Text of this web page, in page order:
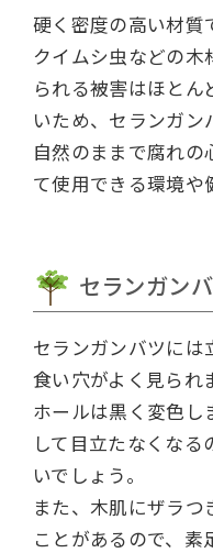
硬く密度の高い材質
クイムシ虫などの木
られる被害はほと
いため、セランガン
自然のままで腐れの
て使用できる環境や
セランガン
セランガンバツには
食い穴がよく見られ
ホールは黒く変色し
して目立たなくな
いでしょう。
また、木肌にザラ
ことがあるので、